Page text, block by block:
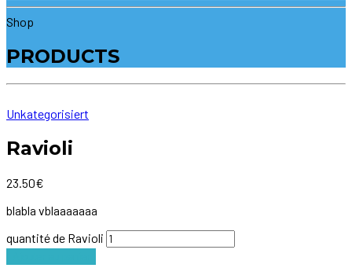
Shop
PRODUCTS
Unkategorisiert
Ravioli
23.50€
blabla vblaaaaaaa
quantité de Ravioli